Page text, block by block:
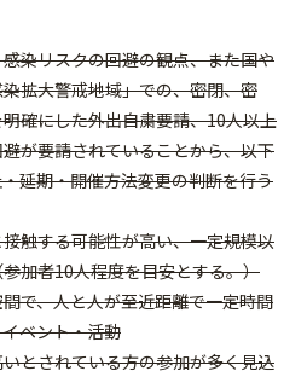
染リスクの回避の観点、また国や
拡大警戒地域」での、密閉、密
確にした外出自粛要請、10人以上
が要請されていることから、以下
延期・開催方法変更の判断を行う
触する可能性が高い、一定規模以
加者10人程度を目安とする。）
で、人と人が至近距離で一定時間
ベント・活動
とされている方の参加が多く見込